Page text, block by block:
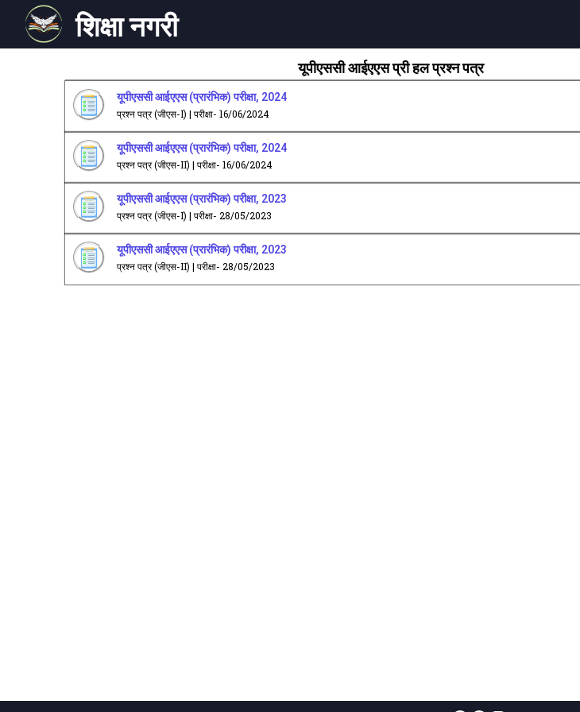
शिक्षा नगरी
यूपीएससी आईएएस प्री हल प्रश्न पत्र
यूपीएससी आईएएस (प्रारंभिक) परीक्षा, 2024
प्रश्न पत्र (जीएस-I) | परीक्षा- 16/06/2024
यूपीएससी आईएएस (प्रारंभिक) परीक्षा, 2024
प्रश्न पत्र (जीएस-II) | परीक्षा- 16/06/2024
यूपीएससी आईएएस (प्रारंभिक) परीक्षा, 2023
प्रश्न पत्र (जीएस-I) | परीक्षा- 28/05/2023
यूपीएससी आईएएस (प्रारंभिक) परीक्षा, 2023
प्रश्न पत्र (जीएस-II) | परीक्षा- 28/05/2023